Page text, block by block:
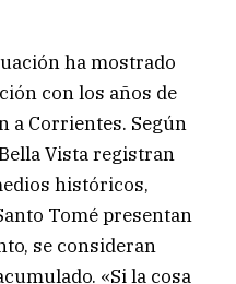
ha mostrado
con los años de
a Corrientes. Según
Vista registran
históricos,
Tomé presentan
se consideran
«Si la cosa